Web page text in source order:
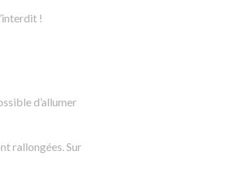
!
d’allumer
rallongées. Sur